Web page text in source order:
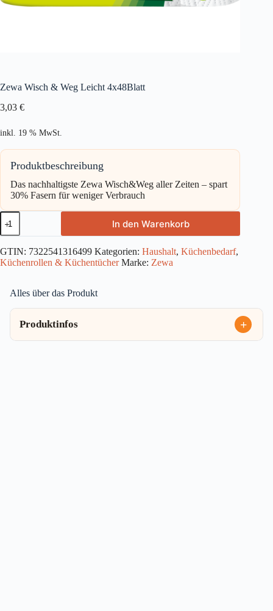
Zewa Wisch & Weg Leicht 4x48Blatt
3,03 €
inkl. 19 % MwSt.
Produktbeschreibung
Das nachhaltigste Zewa Wisch&Weg aller Zeiten – spart
30% Fasern für weniger Verbrauch
Zewa
Wisch
&
Weg
Leicht
4x48Blatt
In den Warenkorb
GTIN: 7322541316499 Kategorien: Haushalt, Küchenbedarf,
Küchenrollen & Küchentücher Marke: Zewa
Alles über das Produkt
Produktinfos